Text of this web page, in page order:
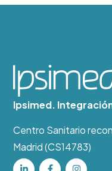
Ipsimed.
Centro Sanitario
Madrid (CS14783)